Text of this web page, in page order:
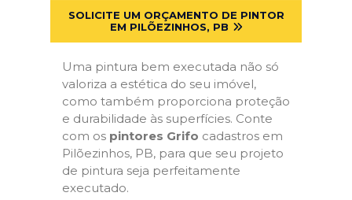
SOLICITE UM ORÇAMENTO DE PINTOR
EM PILÕEZINHOS, PB
Uma pintura bem executada não só
valoriza a estética do seu imóvel,
como também proporciona proteção
e durabilidade às superfícies. Conte
com os pintores Grifo cadastros em
Pilõezinhos, PB, para que seu projeto
de pintura seja perfeitamente
executado.